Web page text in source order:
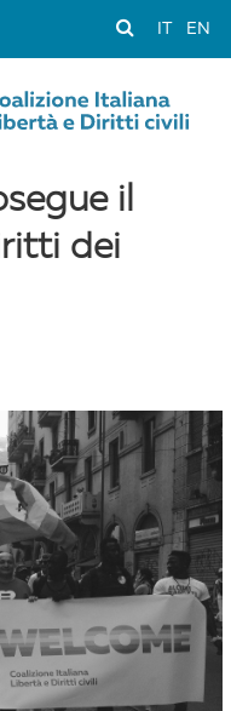
EN
il
dei